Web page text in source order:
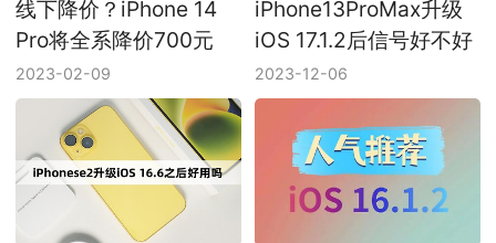
线下降价？iPhone 14
Pro将全系降价700元
2023-02-09
iPhone13ProMax升级
iOS 17.1.2后信号好不好
2023-12-06